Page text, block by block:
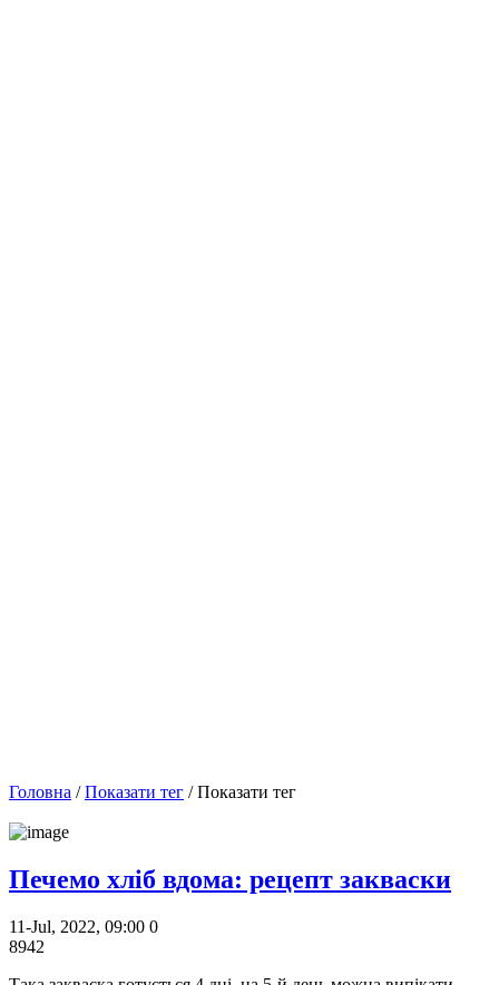
Головна /Показати тег / Показати тег
Печемо хліб вдома: рецепт закваски
11-Jul, 2022, 09:00 0
8942